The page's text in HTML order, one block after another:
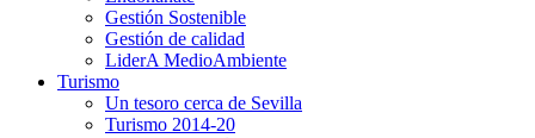
Gestión Sostenible
Gestión de calidad
LiderA MedioAmbiente
Turismo
Un tesoro cerca de Sevilla
Turismo 2014-20